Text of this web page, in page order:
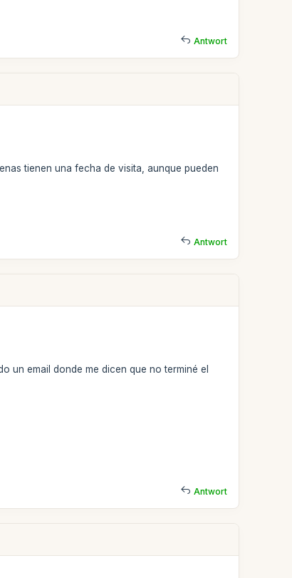
Antwort
tienen una fecha de visita, aunque pueden
Antwort
un email donde me dicen que no terminé el
Antwort